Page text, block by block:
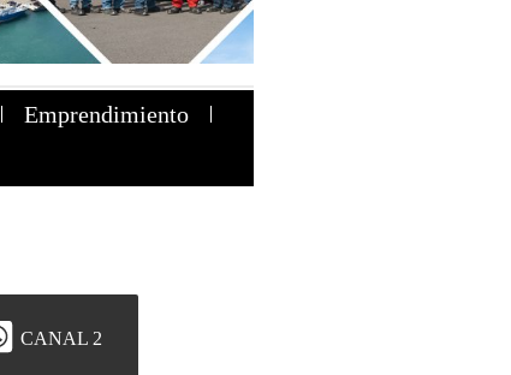
Emprendimiento
CANAL 2